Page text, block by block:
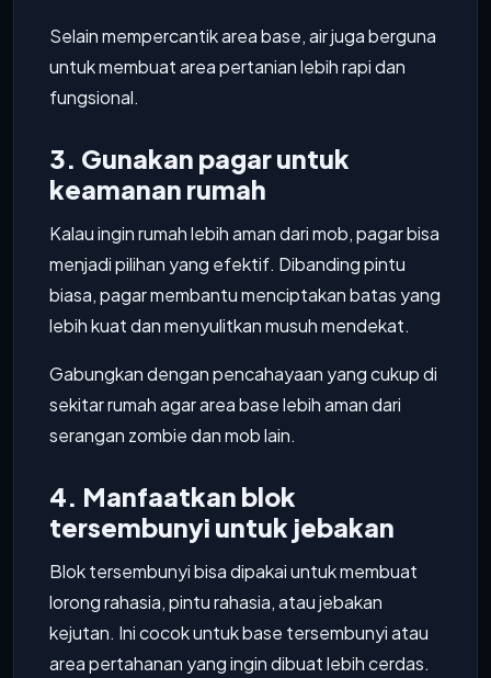
Selain mempercantik area base, air juga berguna
untuk membuat area pertanian lebih rapi dan
fungsional.
3. Gunakan pagar untuk
keamanan rumah
Kalau ingin rumah lebih aman dari mob, pagar bisa
menjadi pilihan yang efektif. Dibanding pintu
biasa, pagar membantu menciptakan batas yang
lebih kuat dan menyulitkan musuh mendekat.
Gabungkan dengan pencahayaan yang cukup di
sekitar rumah agar area base lebih aman dari
serangan zombie dan mob lain.
4. Manfaatkan blok
tersembunyi untuk jebakan
Blok tersembunyi bisa dipakai untuk membuat
lorong rahasia, pintu rahasia, atau jebakan
kejutan. Ini cocok untuk base tersembunyi atau
area pertahanan yang ingin dibuat lebih cerdas.